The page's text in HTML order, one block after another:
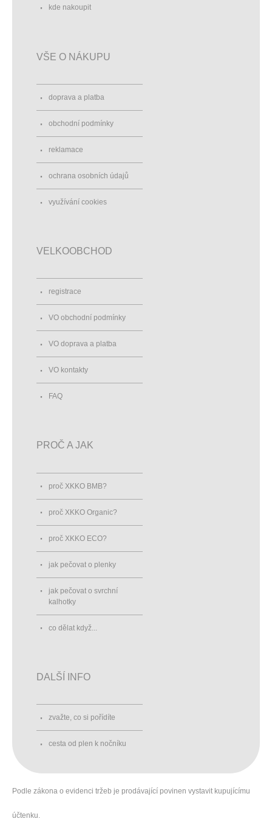
kde nakoupit
VŠE O NÁKUPU
doprava a platba
obchodní podmínky
reklamace
ochrana osobních údajů
využívání cookies
VELKOOBCHOD
registrace
VO obchodní podmínky
VO doprava a platba
VO kontakty
FAQ
PROČ A JAK
proč XKKO BMB?
proč XKKO Organic?
proč XKKO ECO?
jak pečovat o plenky
jak pečovat o svrchní
kalhotky
co dělat když...
DALŠÍ INFO
zvažte, co si pořídíte
cesta od plen k nočníku
Podle zákona o evidenci tržeb je prodávající povinen vystavit kupujícímu
účtenku.